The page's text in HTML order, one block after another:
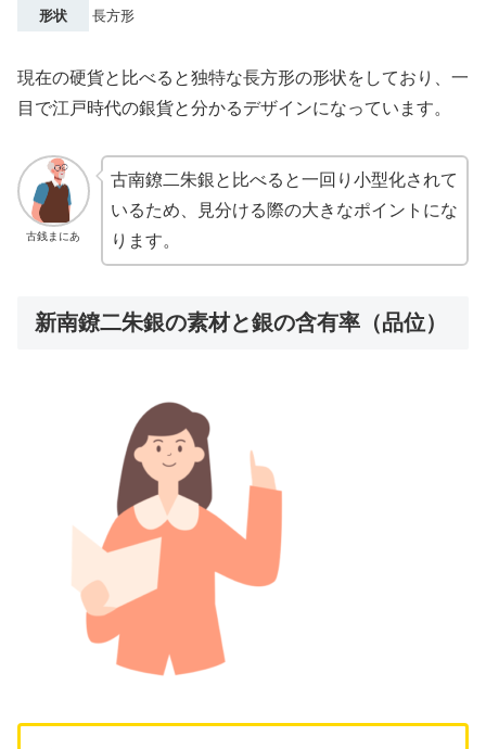
形状
長方形
現在の硬貨と比べると独特な長方形の形状をしており、一
目で江戸時代の銀貨と分かるデザインになっています。
古銭まにあ
古南鐐二朱銀と比べると一回り小型化されて
いるため、見分ける際の大きなポイントにな
ります。
新南鐐二朱銀の素材と銀の含有率（品位）